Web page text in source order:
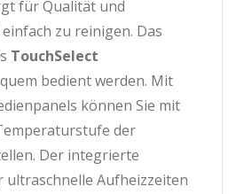
für Qualität und
zu reinigen. Das
TouchSelect
bedient werden. Mit
können Sie mit
der
Der integrierte
Aufheizzeiten